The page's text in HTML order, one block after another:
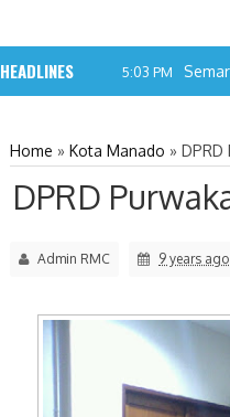
HEADLINES 5:03 PM
Home » Kota Manado » DPRD
DPRD
Admin RMC 9 years ago